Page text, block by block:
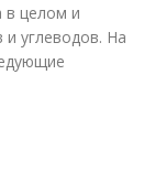
в целом и
углеводов. На